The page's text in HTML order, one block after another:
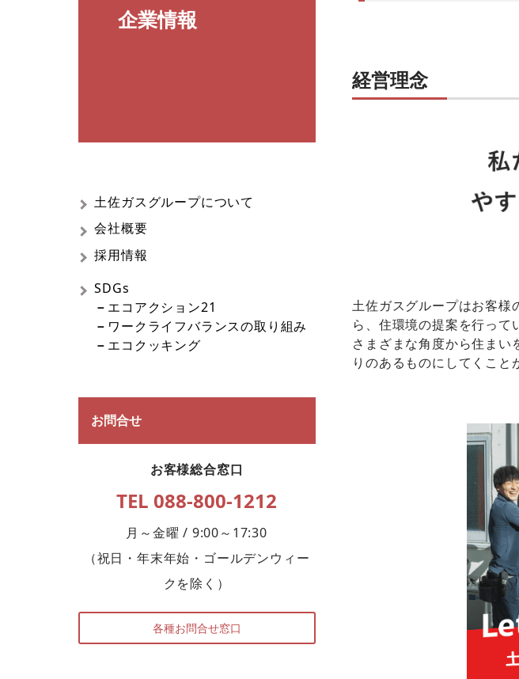
経営理念
土佐ガスグループはお客様
ら、住環境の提案を行って
さまざまな角度から住ま
りのあるものにしてくこと
企業情報
土佐ガスグループについて
会社概要
採用情報
SDGs
－ エコアクション21
－ ワークライフバランスの取り組み
－ エコクッキング
お問合せ
お客様総合窓口
TEL 088-800-1212
月～金曜 / 9:00～17:30
（祝日・年末年始・ゴールデンウィー
クを除く）
各種お問合せ窓口